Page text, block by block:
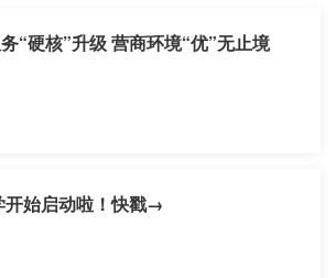
“硬核”升级 营商环境“优”无止境
开始启动啦！快戳→